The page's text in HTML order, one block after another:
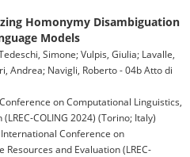
Homonymy Disambiguation
Models
Simone; Vulpis, Giulia; Lavalle,
Andrea; Navigli, Roberto - 04b Atto di
on Computational Linguistics,
COLING 2024) (Torino; Italy)
Conference on
and Evaluation (LREC-